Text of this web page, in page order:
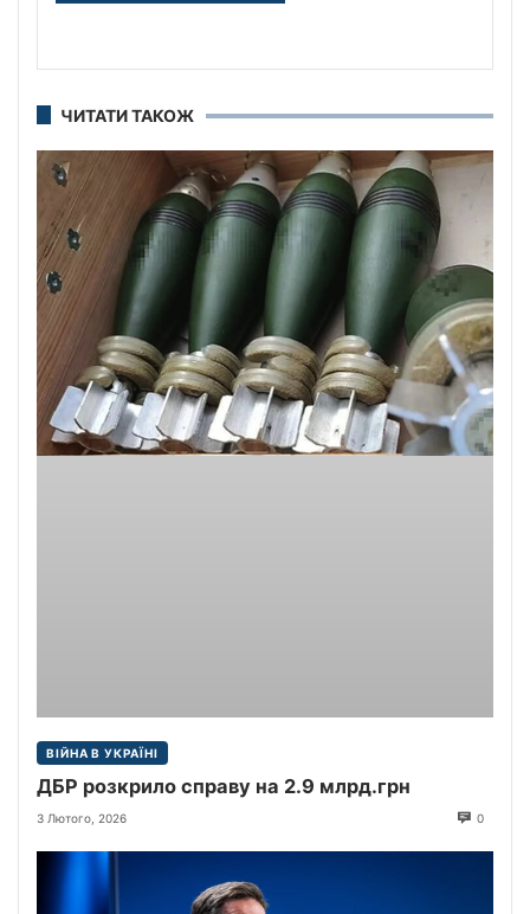
ЧИТАТИ ТАКОЖ
ВІЙНА В УКРАЇНІ
ДБР розкрило справу на 2.9 млрд.грн
3 Лютого, 2026 0